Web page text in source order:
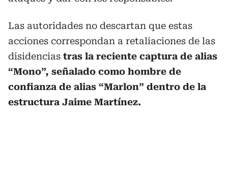
Las autoridades no descartan que estas
acciones correspondan a retaliaciones de las
disidencias tras la reciente captura de alias
“Mono”, señalado como hombre de
confianza de alias “Marlon” dentro de la
estructura Jaime Martínez.